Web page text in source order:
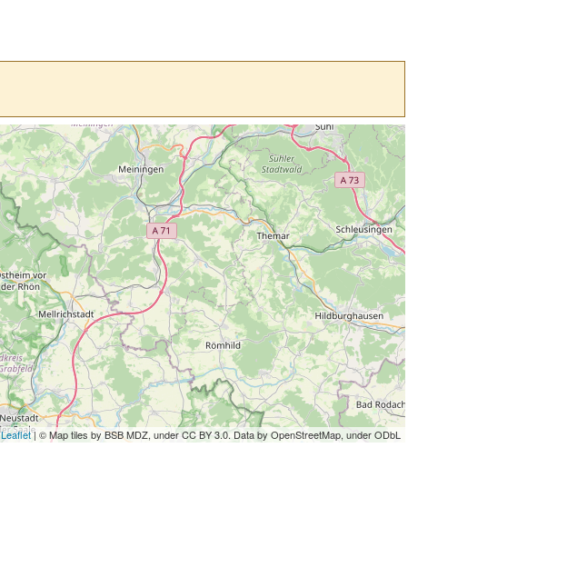
Häufige Fragen
Nutzungshinweise
Leaflet| © Map tiles by BSB MDZ, under CC BY 3.0. Data by OpenStreetMap, under ODbL